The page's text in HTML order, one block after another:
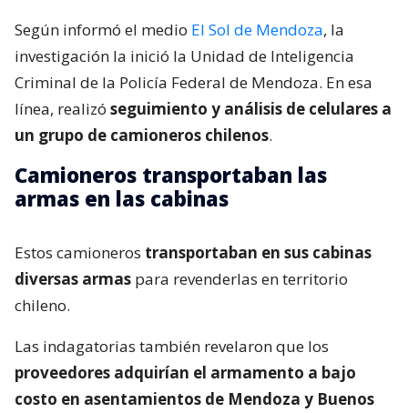
Según informó el medio El Sol de Mendoza, la
investigación la inició la Unidad de Inteligencia
Criminal de la Policía Federal de Mendoza. En esa
línea, realizó seguimiento y análisis de celulares a
un grupo de camioneros chilenos.
Camioneros transportaban las
armas en las cabinas
Estos camioneros transportaban en sus cabinas
diversas armas para revenderlas en territorio
chileno.
Las indagatorias también revelaron que los
proveedores adquirían el armamento a bajo
costo en asentamientos de Mendoza y Buenos